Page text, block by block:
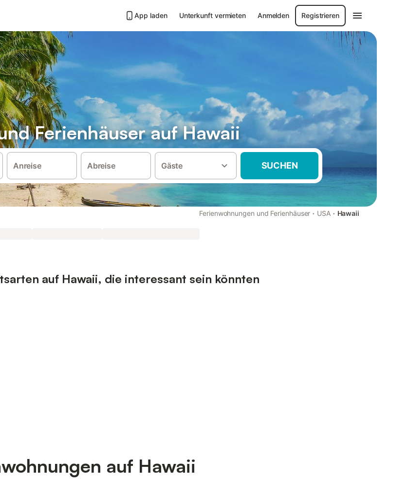
App laden Unterkunft vermieten Anmelden Registrieren
Ferienhäuser auf Hawaii
Anreise Abreise Gäste SUCHEN
Ferienwohnungen und Ferienhäuser · USA · Hawaii
auf Hawaii, die interessant sein könnten
auf Hawaii